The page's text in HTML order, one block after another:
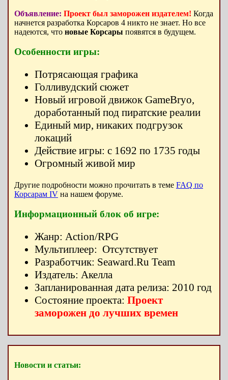
Объявление: Проект был заморожен издателем! Когда
начнется разработка Корсаров 4 никто не знает. Но все
надеются, что новые Корсары появятся в будущем.
Особенности игры:
Потрясающая графика
Голливудский сюжет
Новый игровой движок GameBryo,
доработанный под пиратские реалии
Единый мир, никаких подгрузок
локаций
Действие игры: с 1692 по 1735 годы
Огромный живой мир
Другие подробности можно прочитать в теме FAQ по
Корсарам IV на нашем форуме.
Информационный блок об игре:
Жанр: Action/RPG
Мультиплеер: Отсутствует
Разработчик: Seaward.Ru Team
Издатель: Акелла
Запланированная дата релиза: 2010 год
Состояние проекта: Проект
заморожен до лучших времен
Новости и статьи: